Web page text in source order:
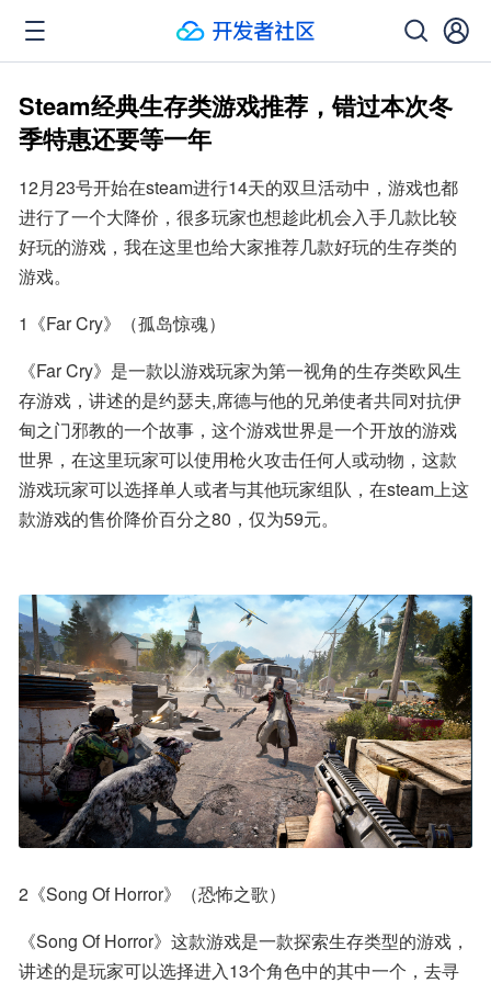
Steam经典生存类游戏推荐，错过本次冬
季特惠还要等一年
12月23号开始在steam进行14天的双旦活动中，游戏也都
进行了一个大降价，很多玩家也想趁此机会入手几款比较
好玩的游戏，我在这里也给大家推荐几款好玩的生存类的
游戏。
1《Far Cry》（孤岛惊魂）
《Far Cry》是一款以游戏玩家为第一视角的生存类欧风生
存游戏，讲述的是约瑟夫,席德与他的兄弟使者共同对抗伊
甸之门邪教的一个故事，这个游戏世界是一个开放的游戏
世界，在这里玩家可以使用枪火攻击任何人或动物，这款
游戏玩家可以选择单人或者与其他玩家组队，在steam上这
款游戏的售价降价百分之80，仅为59元。
2《Song Of Horror》（恐怖之歌）
《Song Of Horror》这款游戏是一款探索生存类型的游戏，
讲述的是玩家可以选择进入13个角色中的其中一个，去寻